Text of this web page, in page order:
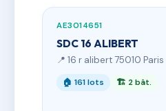
AE3014651
SDC 16 ALIBERT
📍 16 r alibert 75010 Paris
🏠 161 lots 🏗 2 bât.